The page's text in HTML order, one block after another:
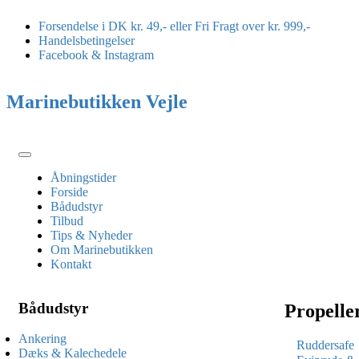
Forsendelse i DK kr. 49,- eller Fri Fragt over kr. 999,-
Handelsbetingelser
Facebook & Instagram
Marinebutikken Vejle
Toggle
navigation
Åbningstider
Forside
Bådudstyr
Tilbud
Tips & Nyheder
Om Marinebutikken
Kontakt
Bådudstyr
Ankering
Dæks & Kalechedele
Ruddersafe